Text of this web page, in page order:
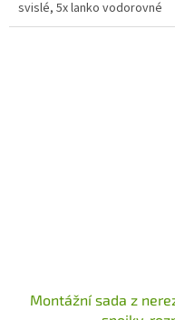
svislé, 5x lanko vodorovné
Montážní sada z